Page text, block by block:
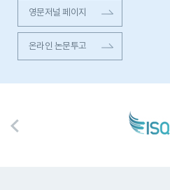
영문저널 페이지
온라인 논문투고